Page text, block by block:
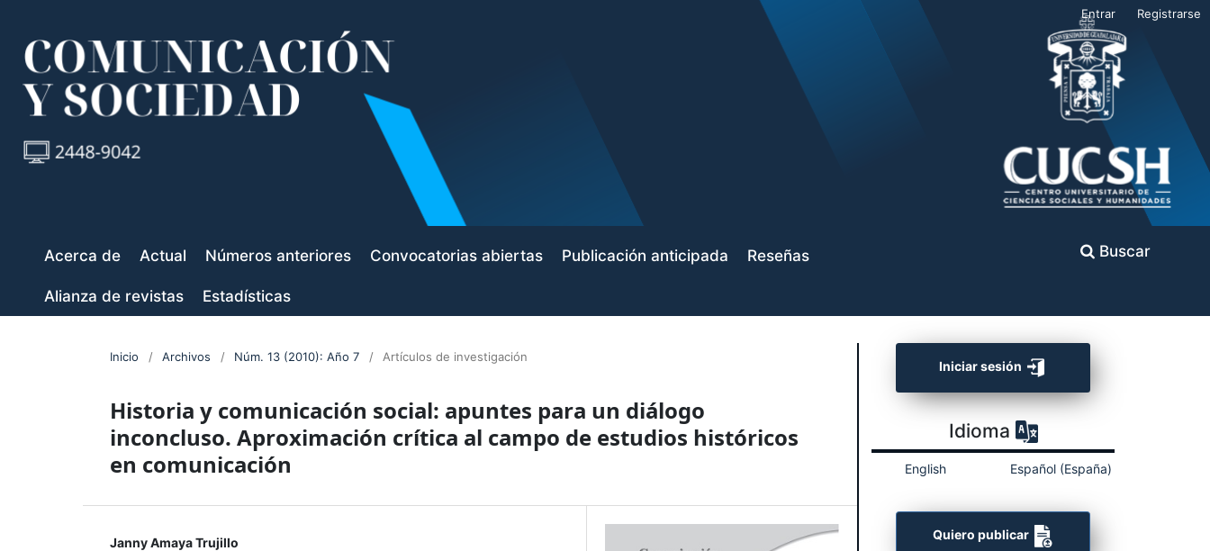
Acerca de Actual Números anteriores Convocatorias abiertas Publicación anticipada Reseñas
Alianza de revistas Estadísticas
Buscar
Entrar Registrarse
Inicio / Archivos / Núm. 13 (2010): Año 7 / Artículos de investigación
Historia y comunicación social: apuntes para un diálogo
inconcluso. Aproximación crítica al campo de estudios históricos
en comunicación
Janny Amaya Trujillo
Iniciar sesión
Idioma
English Español (España)
Quiero publicar